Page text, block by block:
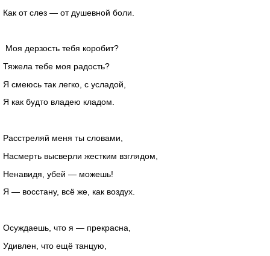
Как от слез — от душевной боли.
Моя дерзость тебя коробит?
Тяжела тебе моя радость?
Я смеюсь так легко, с усладой,
Я как будто владею кладом.
Расстреляй меня ты словами,
Насмерть высверли жестким взглядом,
Ненавидя, убей — можешь!
Я — восстану, всё же, как воздух.
Осуждаешь, что я — прекрасна,
Удивлен, что ещё танцую,